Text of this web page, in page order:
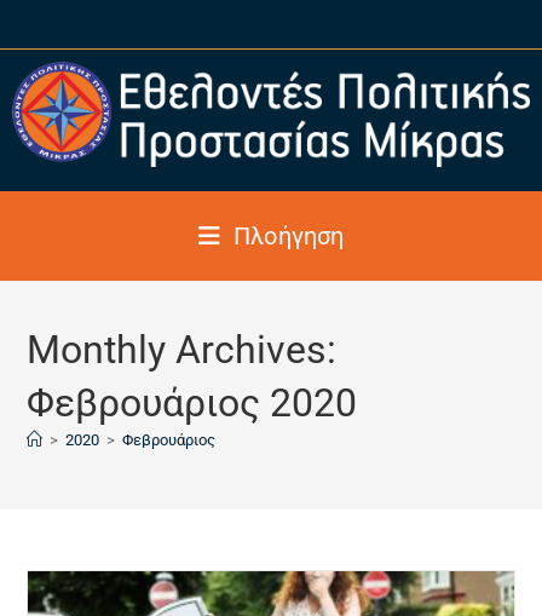
Πλοήγηση
Monthly Archives:
Φεβρουάριος 2020
> 2020 > Φεβρουάριος